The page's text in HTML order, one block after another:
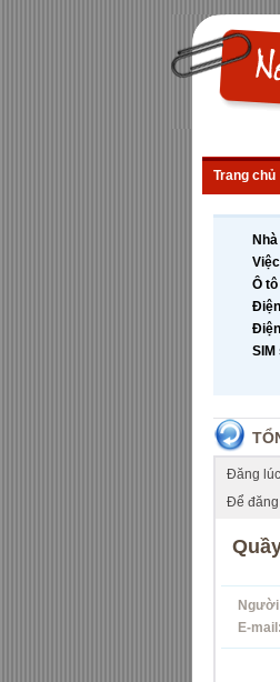
Trang chủ
Ô tô
SIM
Đăng
Để đăng
E-mail: